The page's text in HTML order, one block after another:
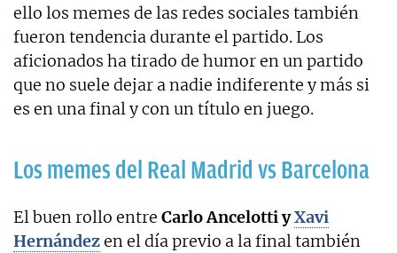
ello los memes de las redes sociales también
fueron tendencia durante el partido. Los
aficionados ha tirado de humor en un partido
que no suele dejar a nadie indiferente y más si
es en una final y con un título en juego.
Los memes del Real Madrid vs Barcelona
El buen rollo entre Carlo Ancelotti yXavi
Hernándezen el día previo a la final también